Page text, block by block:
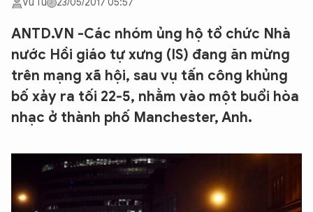
Vũ Tú 23/05/2017 05:57
ANTD.VN -Các nhóm ủng hộ tổ chức Nhà
nước Hồi giáo tự xưng (IS) đang ăn mừng
trên mạng xã hội, sau vụ tấn công khủng
bố xảy ra tối 22-5, nhằm vào một buổi hòa
nhạc ở thành phố Manchester, Anh.